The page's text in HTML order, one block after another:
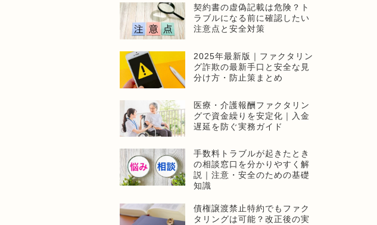
契約書の虚偽記載は危険？ト
ラブルになる前に確認したい
注意点と安全対策
2025年最新版｜ファクタリン
グ詐欺の最新手口と安全な見
分け方・防止策まとめ
医療・介護報酬ファクタリン
グで資金繰りを安定化｜入金
遅延を防ぐ実務ガイド
手数料トラブルが起きたとき
の相談窓口を分かりやすく解
説｜注意・安全のための基礎
知識
債権譲渡禁止特約でもファク
タリングは可能？改正後の実